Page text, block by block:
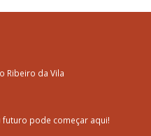
Ribeiro da Vila
pode começar aqui!